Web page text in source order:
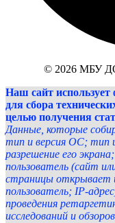
© 2026 МБУ
Наш сайт использует
для сбора
целью получения
Данные, которые
тип и версия ОС; тип
разрешение его
пользователь (сайт
страницы открывает
пользователь; IP-
проведения
исследований и